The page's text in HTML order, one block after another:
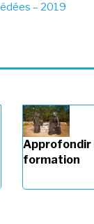
– 2019
Approfondir
formation